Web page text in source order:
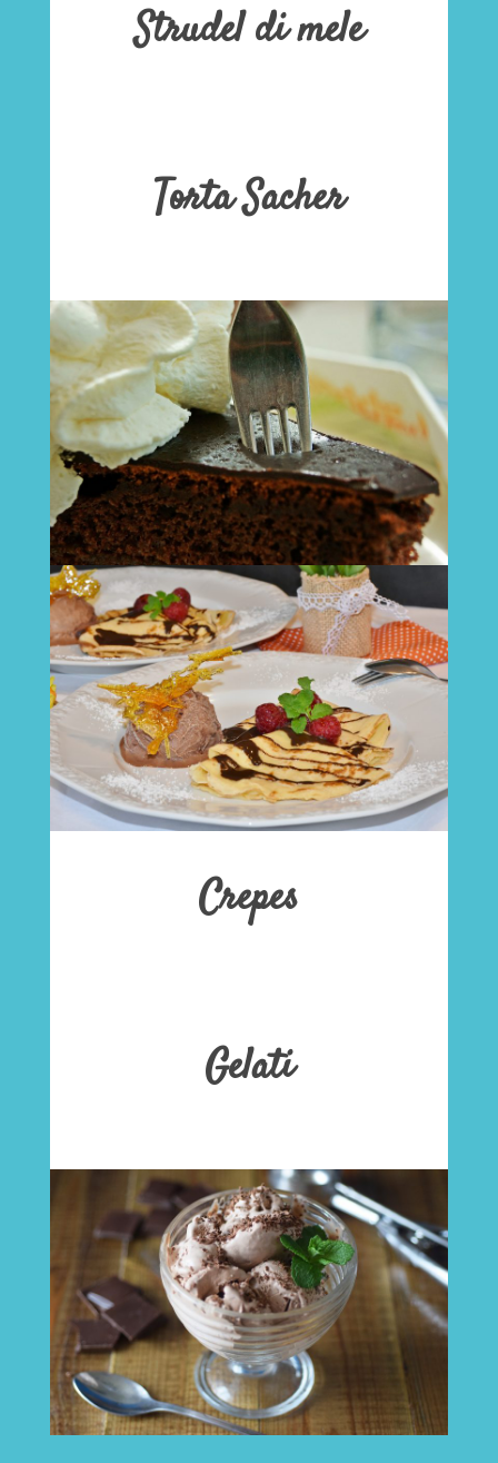
Strudel di mele
Torta Sacher
Crepes
Gelati